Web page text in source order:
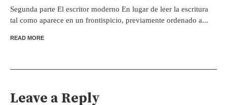
Segunda parte El escritor moderno En lugar de leer la escritura
tal como aparece en un frontispicio, previamente ordenado a...
READ MORE
Leave a Reply